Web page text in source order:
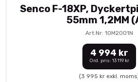
Senco F-18XP,
55mm 1,2MM
Art.Nr: 10M2001N
4 994 kr
Ord. pris: 13 119 kr
(3 995 kr exkl.